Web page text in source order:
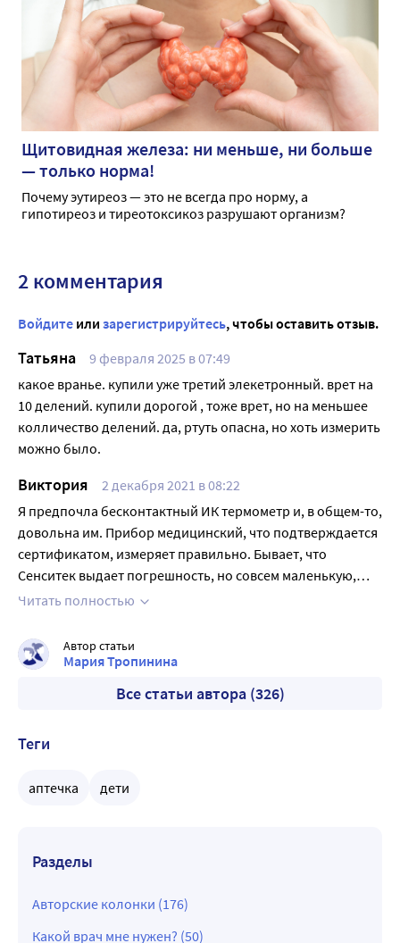
Щитовидная железа: ни меньше, ни больше
— только норма!
Почему эутиреоз — это не всегда про норму, а
гипотиреоз и тиреотоксикоз разрушают организм?
2 комментария
Войдите или зарегистрируйтесь, чтобы оставить отзыв.
Татьяна
9 февраля 2025 в 07:49
какое вранье. купили уже третий элекетронный. врет на
10 делений. купили дорогой , тоже врет, но на меньшее
колличество делений. да, ртуть опасна, но хоть измерить
можно было.
Виктория
2 декабря 2021 в 08:22
Я предпочла бесконтактный ИК термометр и, в общем-то,
довольна им. Прибор медицинский, что подтверждается
сертификатом, измеряет правильно. Бывает, что
Сенситек выдает погрешность, но совсем маленькую,
больше 0,2 градуса не показывал. И ее можно устранить,
Нравится, что быстрый, не нужно держать его по
несколько минут, измеряет меньше, чем за секунду
Читать полностью
Автор статьи
Мария Тропинина
Все статьи автора (326)
Теги
аптечка дети
Разделы
Авторские колонки (176)
Какой врач мне нужен? (50)